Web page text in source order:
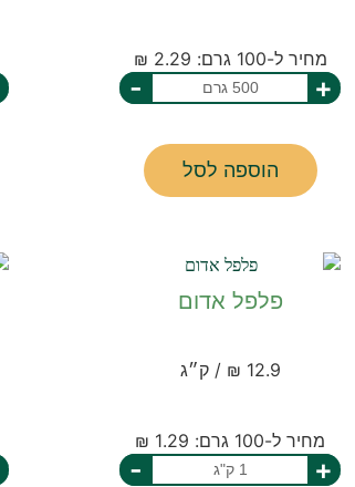
מחיר ל-100 גרם: 2.29 ₪
+
-
הוספה לסל
פלפל אדום
12.9 ₪ / ק״ג
מחיר ל-100 גרם: 1.29 ₪
+
-